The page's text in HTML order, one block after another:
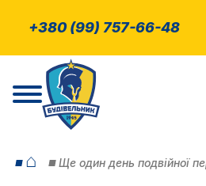
+380 (99) 757-66-48
⌂ Ще один день подвійної